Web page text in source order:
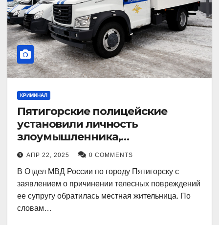
КРИМИНАЛ
Пятигорские полицейские
установили личность
злоумышленника,
причинившего телесные
повреждения местному жителю
АПР 22, 2025 0 COMMENTS
В Отдел МВД России по городу Пятигорску с
заявлением о причинении телесных повреждений
ее супругу обратилась местная жительница. По
словам…